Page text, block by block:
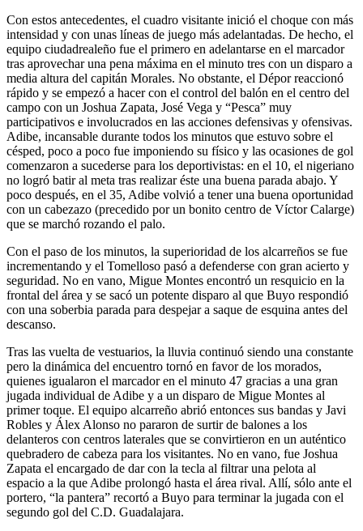
Con estos antecedentes, el cuadro visitante inició el choque con más
intensidad y con unas líneas de juego más adelantadas. De hecho, el
equipo ciudadrealeño fue el primero en adelantarse en el marcador
tras aprovechar una pena máxima en el minuto tres con un disparo a
media altura del capitán Morales. No obstante, el Dépor reaccionó
rápido y se empezó a hacer con el control del balón en el centro del
campo con un Joshua Zapata, José Vega y “Pesca” muy
participativos e involucrados en las acciones defensivas y ofensivas.
Adibe, incansable durante todos los minutos que estuvo sobre el
césped, poco a poco fue imponiendo su físico y las ocasiones de gol
comenzaron a sucederse para los deportivistas: en el 10, el nigeriano
no logró batir al meta tras realizar éste una buena parada abajo. Y
poco después, en el 35, Adibe volvió a tener una buena oportunidad
con un cabezazo (precedido por un bonito centro de Víctor Calarge)
que se marchó rozando el palo.
Con el paso de los minutos, la superioridad de los alcarreños se fue
incrementando y el Tomelloso pasó a defenderse con gran acierto y
seguridad. No en vano, Migue Montes encontró un resquicio en la
frontal del área y se sacó un potente disparo al que Buyo respondió
con una soberbia parada para despejar a saque de esquina antes del
descanso.
Tras las vuelta de vestuarios, la lluvia continuó siendo una constante
pero la dinámica del encuentro tornó en favor de los morados,
quienes igualaron el marcador en el minuto 47 gracias a una gran
jugada individual de Adibe y a un disparo de Migue Montes al
primer toque. El equipo alcarreño abrió entonces sus bandas y Javi
Robles y Álex Alonso no pararon de surtir de balones a los
delanteros con centros laterales que se convirtieron en un auténtico
quebradero de cabeza para los visitantes. No en vano, fue Joshua
Zapata el encargado de dar con la tecla al filtrar una pelota al
espacio a la que Adibe prolongó hasta el área rival. Allí, sólo ante el
portero, “la pantera” recortó a Buyo para terminar la jugada con el
segundo gol del C.D. Guadalajara.